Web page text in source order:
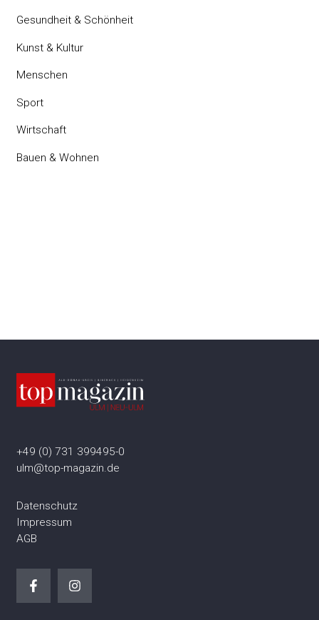
Gesundheit & Schönheit
Kunst & Kultur
Menschen
Sport
Wirtschaft
Bauen & Wohnen
+49 (0) 731 399495-0
ulm@top-magazin.de
Datenschutz
Impressum
AGB